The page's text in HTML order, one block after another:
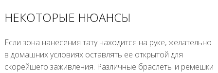
НЕКОТОРЫЕ НЮАНСЫ
Если зона нанесения тату находится на руке, желательно
в домашних условиях оставлять ее открытой для
скорейшего заживления. Различные браслеты и ремешки